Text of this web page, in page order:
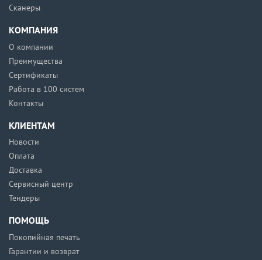
Сканеры
КОМПАНИЯ
О компании
Преимущества
Сертификаты
Работа в 100 систем
Контакты
КЛИЕНТАМ
Новости
Оплата
Доставка
Сервисный центр
Тендеры
ПОМОЩЬ
Покопийная печать
Гарантии и возврат